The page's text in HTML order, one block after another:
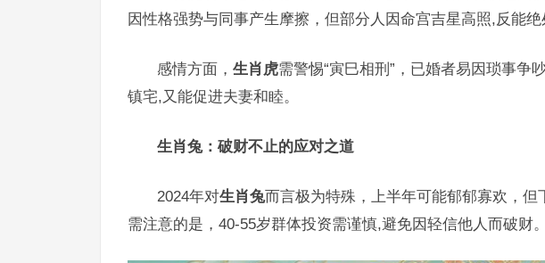
因性格强势与同事产生摩擦，但部分人因命宫吉星高照,反能绝
感情方面， 生肖虎需警惕“寅巳相刑”，已婚者易因琐事争
镇宅,又能促进夫妻和睦。
生肖兔：破财不止的应对之道
2024年对生肖兔而言极为特殊，上半年可能郁郁寡欢，但
需注意的是，40-55岁群体投资需谨慎,避免因轻信他人而破财。